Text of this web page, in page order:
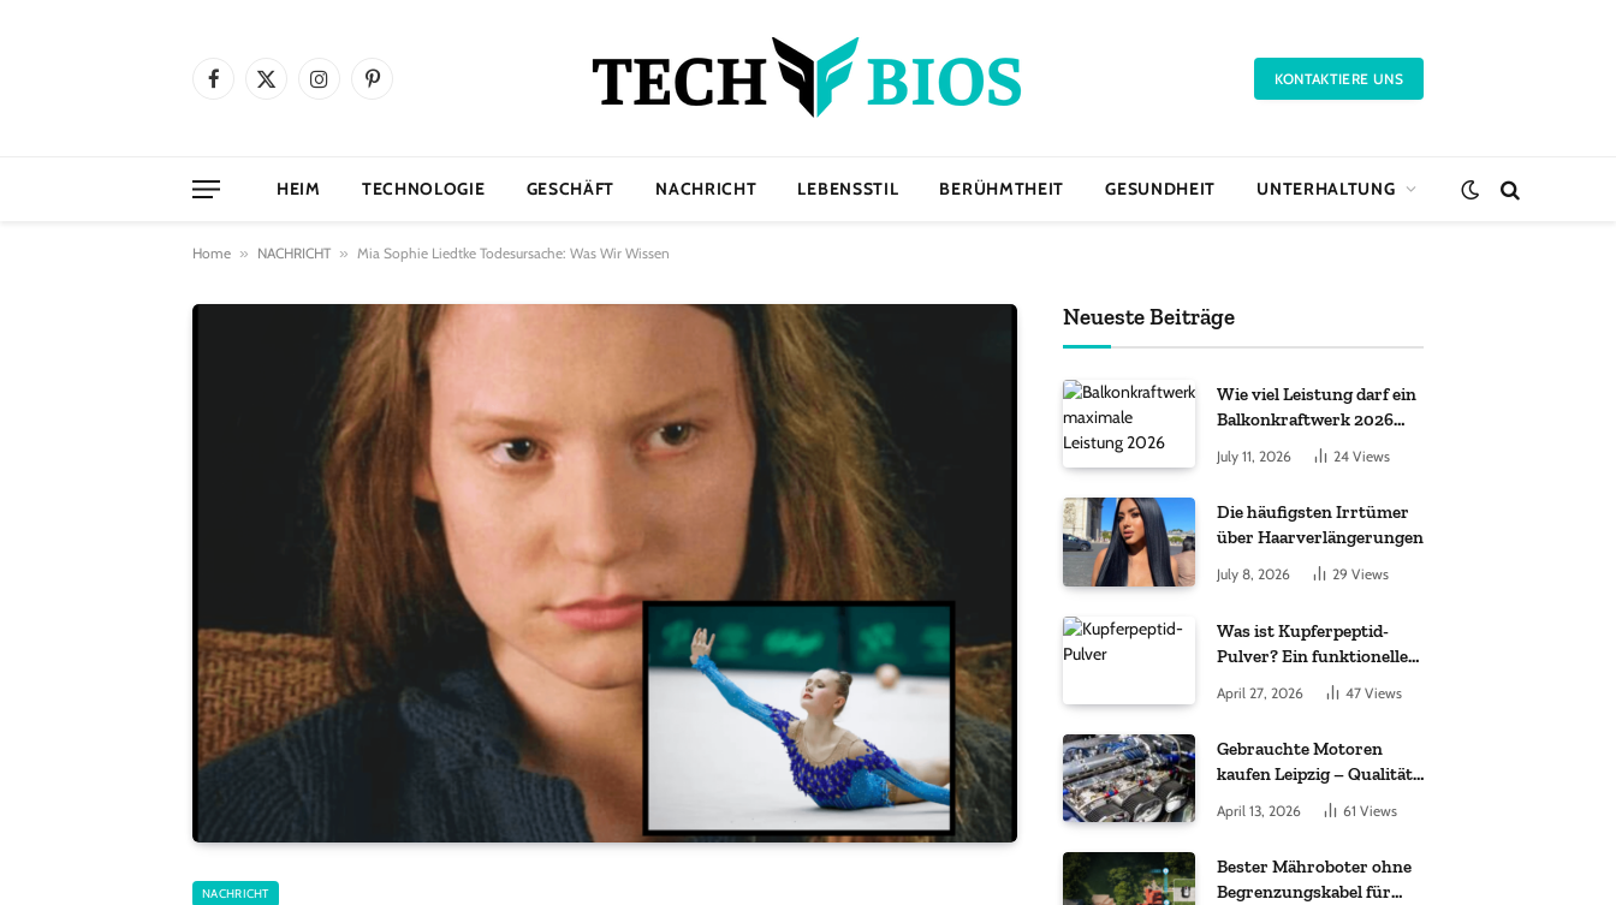
Facebook
X
InstagramPinterest KONTAKTIERE UNS
HEIM TECHNOLOGIE GESCHÄFT NACHRICHT LEBENSSTIL BERÜHMTHEIT GESUNDHEIT UNTERHALTUNG
Home » NACHRICHT » Mia Sophie Liedtke Todesursache: Was Wir Wissen
NACHRICHT
Neueste Beiträge
Wie viel Leistung darf ein
Balkonkraftwerk 2026
July 11, 2026 24 Views
Die häufigsten Irrtümer
über Haarverlängerungen
July 8, 2026 29 Views
Was ist Kupferpeptid-
Pulver? Ein funktioneller
Komplex aus „kleinem
Molekül + Metall“
April 27, 2026 47 Views
Gebrauchte Motoren
kaufen Leipzig – Qualität,
Garantie und weltweite
Lieferung im Fokus
April 13, 2026 61 Views
Bester Mähroboter ohne
Begrenzungskabel für